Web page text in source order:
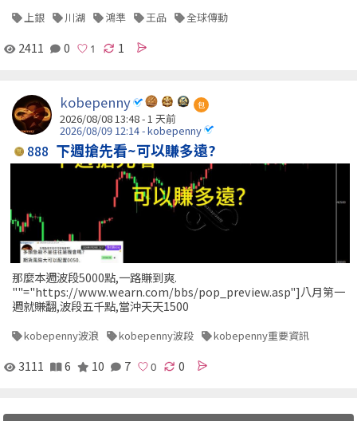
上銀 川湖 鴻準 王品 全球傳動
2411 0 1
kobepenny 包
2026/08/08 13:48 - 1 天前
2026/08/09 12:14 - kobepenny
888 下週搶先看~可以賺多遠?
那麼本週波段5000點,一路賺到爽.
""="https://www.wearn.com/bbs/pop_preview.asp"]八月第一
週就賺翻,波段五千點,當沖天天1500
kobepenny波浪 kobepenny波段 kobepenny重要資訊
3111 6 10 7 0